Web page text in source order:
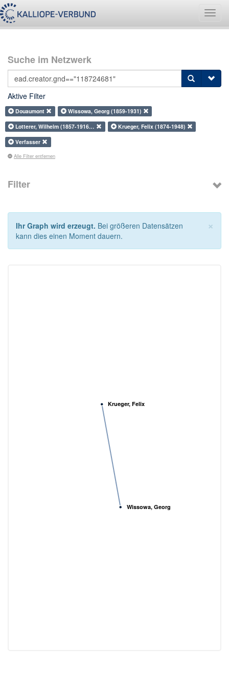
Suche im Netzwerk
Aktive Filter
Douaumont
Wissowa, Georg (1859-1931)
Lotterer, Wilhelm (1857-1916…
Krueger, Felix (1874-1948)
Verfasser
Alle Filter entfernen
Filter
×
Ihr Graph wird erzeugt. Bei größeren Datensätzen
kann dies einen Moment dauern.
Wissowa, Georg
Krueger, Felix